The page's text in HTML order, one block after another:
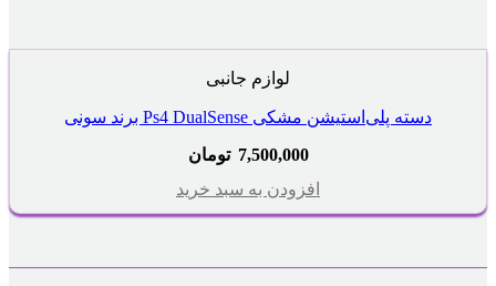
لوازم جانبی
دسته پلی‌استیشن مشکی Ps4 DualSense برند سونی
7,500,000 تومان
افزودن به سبد خرید